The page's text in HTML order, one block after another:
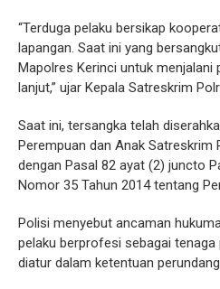
“Terduga pelaku bersikap
lapangan. Saat ini yang
Mapolres Kerinci untuk menjalani
lanjut,” ujar Kepala Satreskrim
Saat ini, tersangka telah
Perempuan dan Anak Satreskrim
dengan Pasal 82 ayat (2) juncto
Nomor 35 Tahun 2014 tentang
Polisi menyebut ancaman
pelaku berprofesi sebagai tenaga
diatur dalam ketentuan